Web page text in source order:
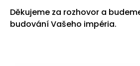
Děkujeme za rozhovor a
budování Vašeho impéria.